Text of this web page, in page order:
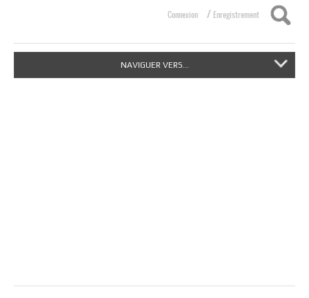
Connexion / Enregistrement
NAVIGUER VERS...